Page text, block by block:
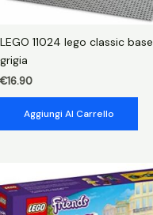
LEGO 11024 lego classic base
grigia
€16.90
Aggiungi Al Carrello